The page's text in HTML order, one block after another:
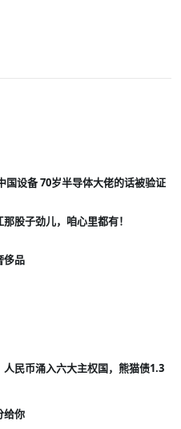
国设备 70岁半导体大佬的话被验证
股子劲儿，咱心里都有！
侈品
民币涌入六大主权国，熊猫债1.3
给你